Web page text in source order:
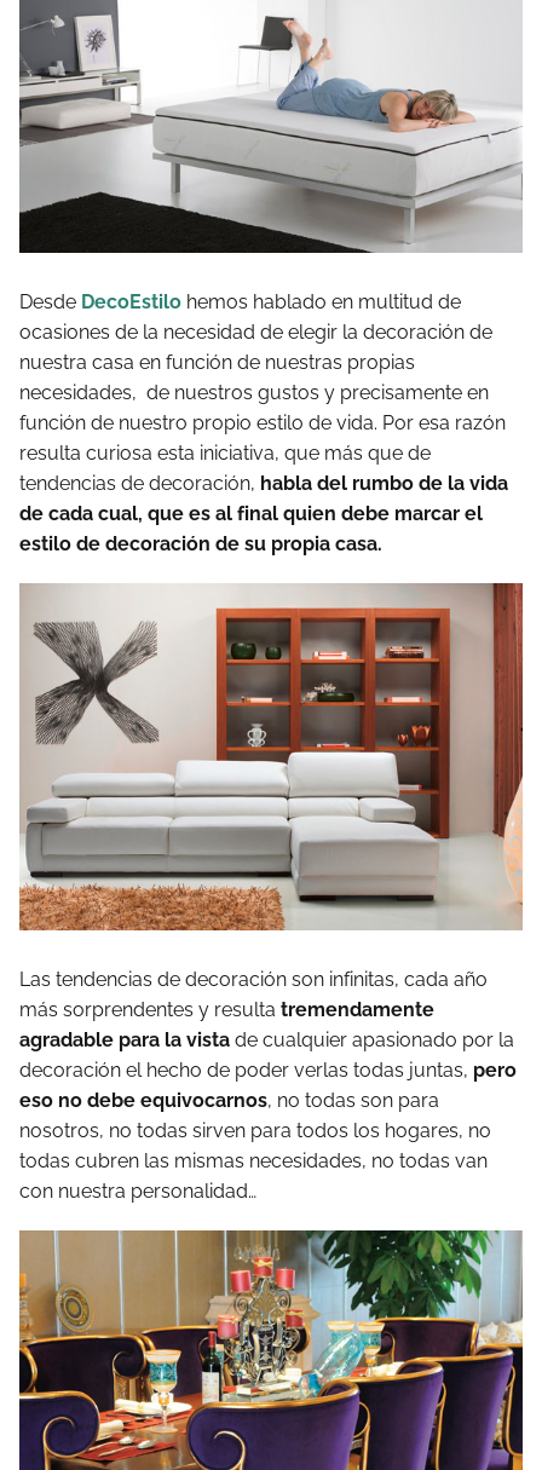
Desde DecoEstilo hemos hablado en multitud de
ocasiones de la necesidad de elegir la decoración de
nuestra casa en función de nuestras propias
necesidades, de nuestros gustos y precisamente en
función de nuestro propio estilo de vida. Por esa razón
resulta curiosa esta iniciativa, que más que de
tendencias de decoración, habla del rumbo de la vida
de cada cual, que es al final quien debe marcar el
estilo de decoración de su propia casa.
Las tendencias de decoración son infinitas, cada año
más sorprendentes y resulta tremendamente
agradable para la vista de cualquier apasionado por la
decoración el hecho de poder verlas todas juntas, pero
eso no debe equivocarnos, no todas son para
nosotros, no todas sirven para todos los hogares, no
todas cubren las mismas necesidades, no todas van
con nuestra personalidad…